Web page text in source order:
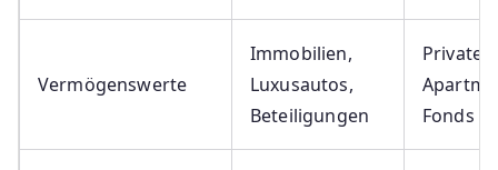
Vermögenswerte
Immobilien,
Luxusautos,
Beteiligungen
Private
Fonds